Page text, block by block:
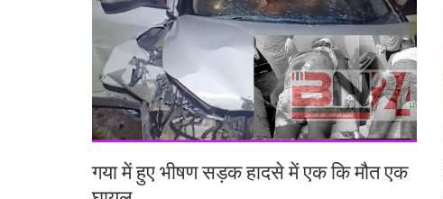
गया में हुए भीषण सड़क हादसे में एक कि मौत एक